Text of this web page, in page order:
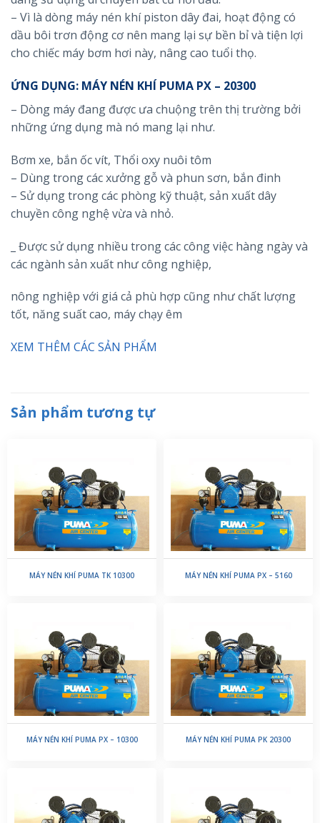
– Vì là dòng máy nén khí piston dây đai, hoạt động có
dầu bôi trơn động cơ nên mang lại sự bền bỉ và tiện lợi
cho chiếc máy bơm hơi này, nâng cao tuổi thọ.
ỨNG DỤNG: MÁY NÉN KHÍ PUMA PX – 20300
– Dòng máy đang được ưa chuộng trên thị trường bởi
những ứng dụng mà nó mang lại như.
Bơm xe, bắn ốc vít, Thổi oxy nuôi tôm
– Dùng trong các xưởng gỗ và phun sơn, bắn đinh
– Sử dụng trong các phòng kỹ thuật, sản xuất dây
chuyền công nghệ vừa và nhỏ.
_ Được sử dụng nhiều trong các công việc hàng ngày và
các ngành sản xuất như công nghiệp,
nông nghiệp với giá cả phù hợp cũng như chất lượng
tốt, năng suất cao, máy chạy êm
XEM THÊM CÁC SẢN PHẨM
Sản phẩm tương tự
MÁY NÉN KHÍ PUMA TK 10300 MÁY NÉN KHÍ PUMA PX – 5160
MÁY NÉN KHÍ PUMA PX – 10300 MÁY NÉN KHÍ PUMA PK 20300